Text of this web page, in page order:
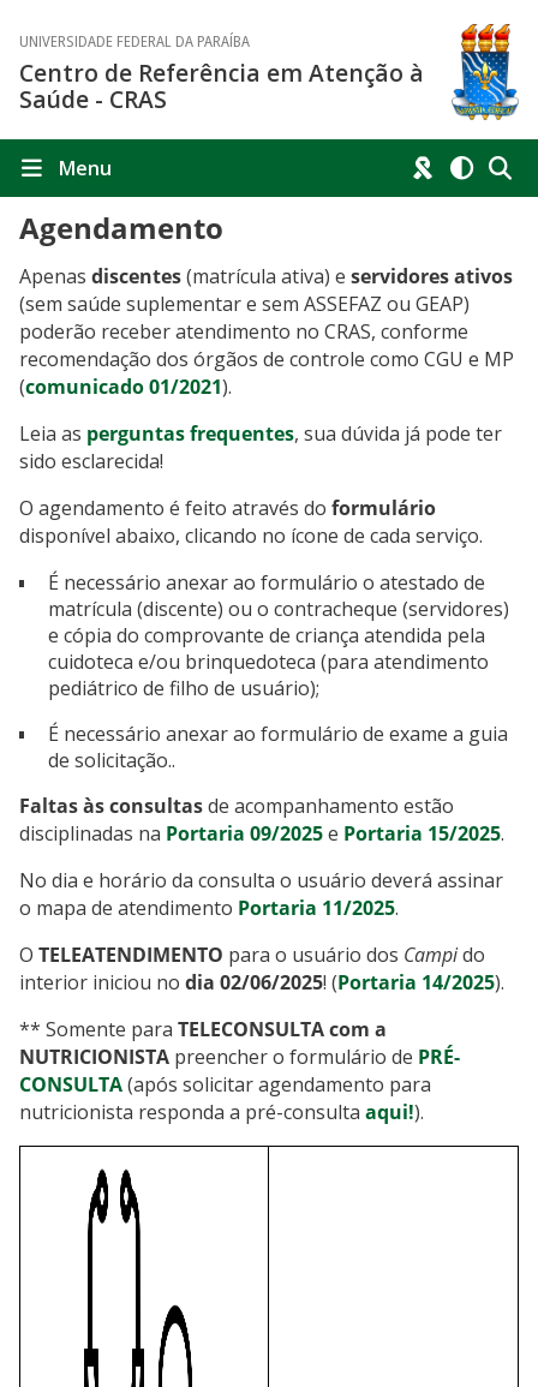
UNIVERSIDADE FEDERAL DA PARAÍBA
Centro de Referência em Atenção à
Saúde - CRAS
Menu
Agendamento
Apenas discentes(matrícula ativa) e servidores ativos
(sem saúde suplementar e sem ASSEFAZ ou GEAP)
poderão receber atendimento no CRAS, conforme
recomendação dos órgãos de controle como CGU e MP
(comunicado 01/2021).
Leia as perguntas frequentes, sua dúvida já pode ter
sido esclarecida!
O agendamento é feito através do formulário
disponível abaixo, clicando no ícone de cada serviço.
É necessário anexar ao formulário o atestado de
matrícula (discente) ou o contracheque (servidores)
e cópia do comprovante de criança atendida pela
cuidoteca e/ou brinquedoteca (para atendimento
pediátrico de filho de usuário);
É necessário anexar ao formulário de exame a guia
de solicitação..
Faltas às consultasde acompanhamento estão
disciplinadas na Portaria 09/2025e Portaria 15/2025.
No dia e horário da consulta o usuário deverá assinar
o mapa de atendimento Portaria 11/2025.
O TELEATENDIMENTO para o usuário dos Campido
interior iniciou no dia 02/06/2025! (Portaria 14/2025).
** Somente para TELECONSULTA com a
NUTRICIONISTA preencher o formulário de PRÉ-
CONSULTA(após solicitar agendamento para
nutricionista responda a pré-consulta aqui!).